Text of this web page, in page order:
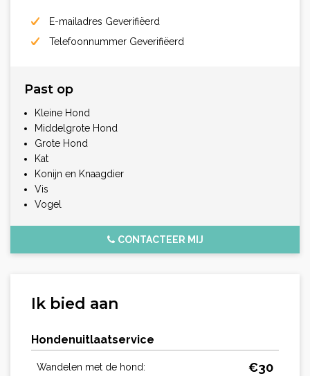
E-mailadres Geverifiëerd
Telefoonnummer Geverifiëerd
Past op
Kleine Hond
Middelgrote Hond
Grote Hond
Kat
Konijn en Knaagdier
Vis
Vogel
CONTACTEER MIJ
Ik bied aan
Hondenuitlaatservice
Wandelen met de hond: €30